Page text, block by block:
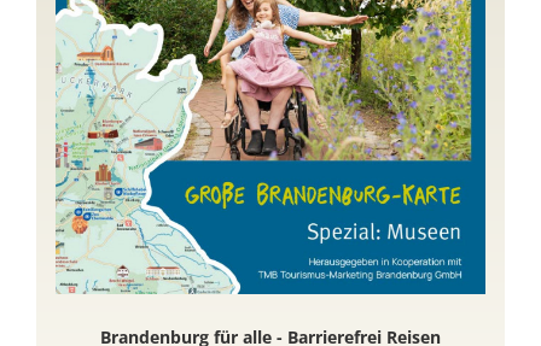
Brandenburg für alle - Barrierefrei Reisen